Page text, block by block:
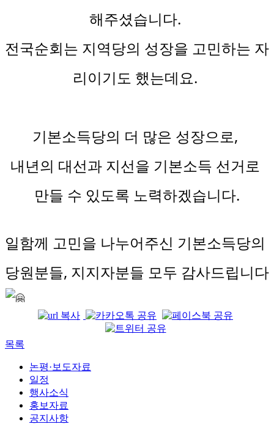
해주셨습니다.
전국순회는 지역당의 성장을 고민하는 자
리이기도 했는데요.
기본소득당의 더 많은 성장으로,
내년의 대선과 지선을 기본소득 선거로
만들 수 있도록 노력하겠습니다.
일함께 고민을 나누어주신 기본소득당의
목록
논평·보도자료
일정
행사소식
홍보자료
공지사항